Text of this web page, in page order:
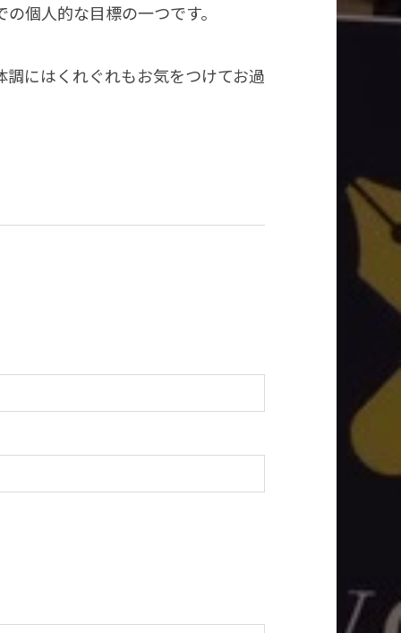
個人的な目標の一つです。
にはくれぐれもお気をつけてお過